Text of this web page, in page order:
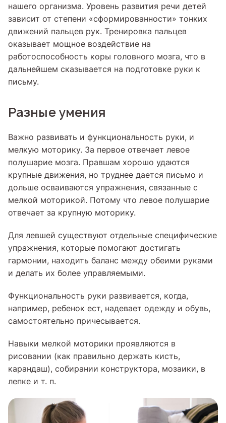
нашего организма. Уровень развития речи детей
зависит от степени «сформированности» тонких
движений пальцев рук. Тренировка пальцев
оказывает мощное воздействие на
работоспособность коры головного мозга, что в
дальнейшем сказывается на подготовке руки к
письму.
Разные умения
Важно развивать и функциональность руки, и
мелкую моторику. За первое отвечает левое
полушарие мозга. Правшам хорошо удаются
крупные движения, но труднее дается письмо и
дольше осваиваются упражнения, связанные с
мелкой моторикой. Потому что левое полушарие
отвечает за крупную моторику.
Для левшей существуют отдельные специфические
упражнения, которые помогают достигать
гармонии, находить баланс между обеими руками
и делать их более управляемыми.
Функциональность руки развивается, когда,
например, ребенок ест, надевает одежду и обувь,
самостоятельно причесывается.
Навыки мелкой моторики проявляются в
рисовании (как правильно держать кисть,
карандаш), собирании конструктора, мозаики, в
лепке и т. п.